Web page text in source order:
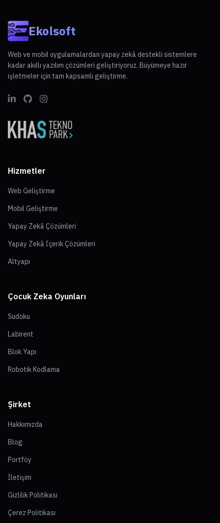
Ekolsoft
Web ve mobil uygulamalardan yapay zekâ destekli sistemlere
kadar akıllı yazılım çözümleri geliştiriyoruz. Büyümeye hazır
işletmeler için tam kapsamlı geliştirme.
Hizmetler
Web Geliştirme
Mobil Geliştirme
Yapay Zekâ Çözümleri
Yapay Zekâ İçerik Çözümleri
Altyapı
Çocuk Zeka Oyunları
Sudoku
Labirent
Blok Yapı
Robotik Kodlama
Şirket
Hakkımızda
Blog
Portföy
İletişim
Gizlilik Politikası
Çerez Politikası